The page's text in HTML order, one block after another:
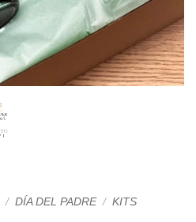
/ DÍA DEL PADRE / KITS